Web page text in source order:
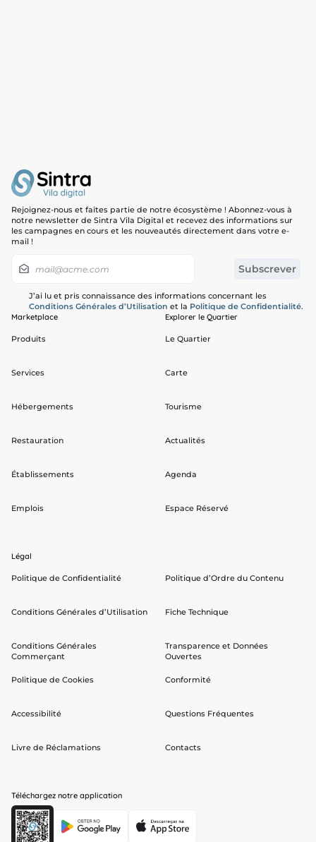
Rejoignez-nous et faites partie de notre écosystème ! Abonnez-vous à
notre newsletter de Sintra Vila Digital et recevez des informations sur
les campagnes en cours et les nouveautés directement dans votre e-
mail !
J’ai lu et pris connaissance des informations concernant les
Conditions Générales d’Utilisation et la Politique de Confidentialité.
Marketplace
Produits
Services
Hébergements
Restauration
Établissements
Emplois
Explorer le Quartier
Le Quartier
Carte
Tourisme
Actualités
Agenda
Espace Réservé
Légal
Politique de Confidentialité
Conditions Générales d’Utilisation
Conditions Générales
Commerçant
Politique de Cookies
Accessibilité
Livre de Réclamations
Politique d’Ordre du Contenu
Fiche Technique
Transparence et Données
Ouvertes
Conformité
Questions Fréquentes
Contacts
Téléchargez notre application